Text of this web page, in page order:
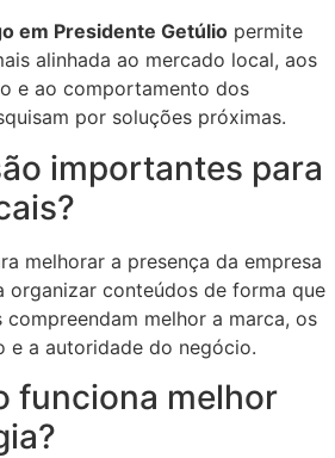
em Presidente Getúlio permite
alinhada ao mercado local, aos
e ao comportamento dos
por soluções próximas.
importantes para
melhorar a presença da empresa
organizar conteúdos de forma que
melhor a marca, os
e a autoridade do negócio.
funciona melhor